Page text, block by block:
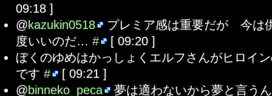
09:18 ]
@kazukin0518 プレミア感は重要だが 今は
度いいのだ… # [ 09:20 ]
ぼくのゆめはかっしょくエルフさんがヒロイ
です # [ 09:21 ]
@binneko_peca 夢は適わないから夢と言う